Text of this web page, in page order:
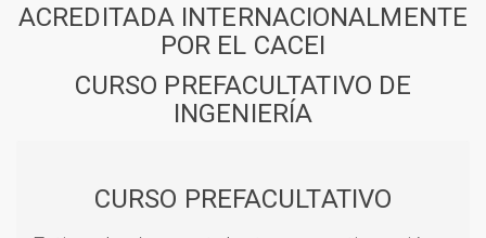
ACREDITADA INTERNACIONALMENTE
POR EL CACEI
CURSO PREFACULTATIVO DE
INGENIERÍA
CURSO PREFACULTATIVO